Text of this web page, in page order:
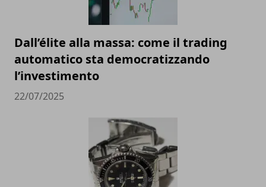
Dall’élite alla massa: come il trading
automatico sta democratizzando
l’investimento
22/07/2025